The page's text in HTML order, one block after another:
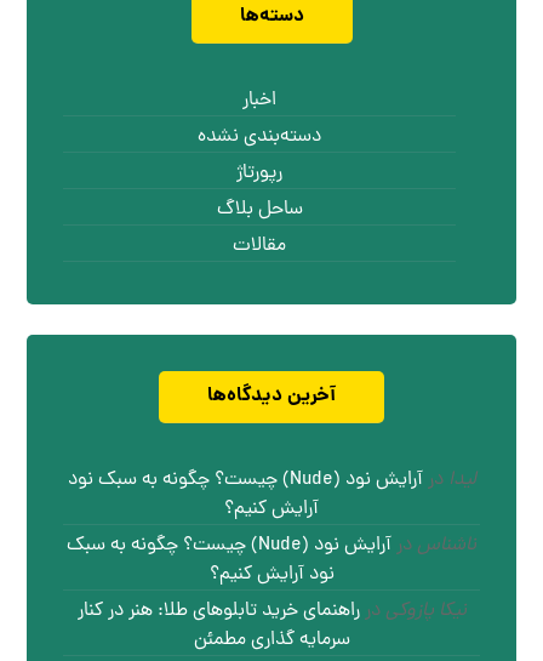
دسته‌ها
اخبار
دسته‌بندی نشده
رپورتاژ
ساحل بلاگ
مقالات
آخرین دیدگاه‌ها
لیدا در
آرایش نود (Nude) چیست؟ چگونه به سبک نود
آرایش کنیم؟
ناشناس در
آرایش نود (Nude) چیست؟ چگونه به سبک
نود آرایش کنیم؟
نیکا پازوکی درراهنمای خرید تابلوهای طلا: هنر در کنار
سرمایه گذاری مطمئن